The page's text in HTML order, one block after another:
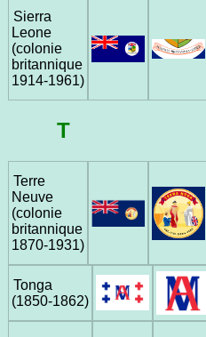
Sierra
Leone
(colonie
britannique
1914‑1961)
T
Terre
Neuve
(colonie
britannique
1870‑1931)
Tonga
(1850‑1862)